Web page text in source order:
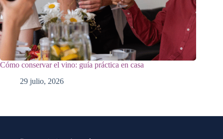
Cómo conservar el vino: guía práctica en casa
29 julio, 2026